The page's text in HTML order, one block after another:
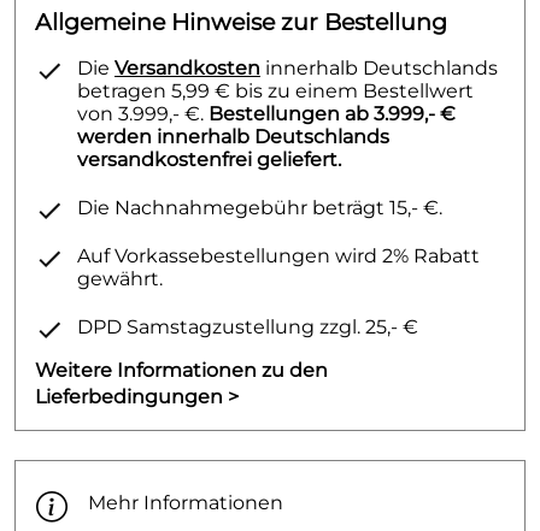
Allgemeine Hinweise zur Bestellung
Die Versandkosten innerhalb Deutschlands
betragen 5,99 € bis zu einem Bestellwert
von 3.999,- €. Bestellungen ab 3.999,- €
werden innerhalb Deutschlands
versandkostenfrei geliefert.
Die Nachnahmegebühr beträgt 15,- €.
Auf Vorkassebestellungen wird 2% Rabatt
gewährt.
DPD Samstagzustellung zzgl. 25,- €
Weitere Informationen zu den
Lieferbedingungen >
Mehr Informationen